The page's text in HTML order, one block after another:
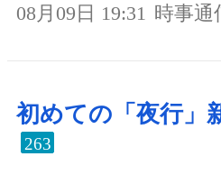
08月09日 19:31 時事通
初めての「夜行」
263